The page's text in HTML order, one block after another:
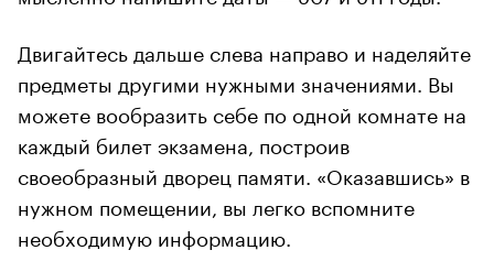
Двигайтесь дальше слева направо и наделяйте
предметы другими нужными значениями. Вы
можете вообразить себе по одной комнате на
каждый билет экзамена, построив
своеобразный дворец памяти. «Оказавшись» в
нужном помещении, вы легко вспомните
необходимую информацию.